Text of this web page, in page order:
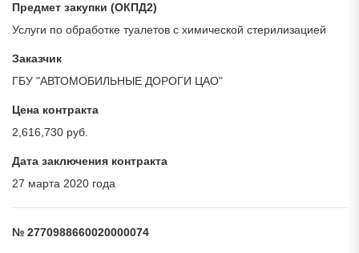
Предмет закупки (ОКПД2)
Услуги по обработке туалетов с химической стерилизацией
Заказчик
ГБУ "АВТОМОБИЛЬНЫЕ ДОРОГИ ЦАО"
Цена контракта
2,616,730 руб.
Дата заключения контракта
27 марта 2020 года
№ 2770988660020000074